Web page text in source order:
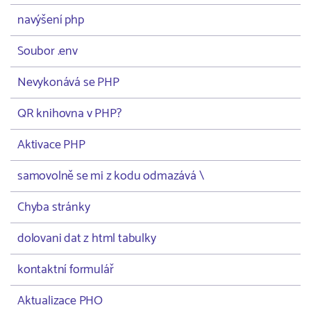
navýšení php
Soubor .env
Nevykonává se PHP
QR knihovna v PHP?
Aktivace PHP
samovolně se mi z kodu odmazává \
Chyba stránky
dolovani dat z html tabulky
kontaktní formulář
Aktualizace PHO